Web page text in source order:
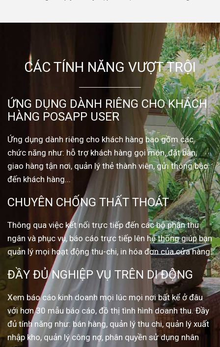
CÁC TÍNH NĂNG VƯỢT TRỘI
ỨNG DỤNG DÀNH RIÊNG CHO KHÁCH
HÀNG POSAPP USER
Ứng dụng dành riêng cho khách hàng bao gồm các
chức năng như: hỗ trợ khách hàng gọi món, đặt bàn,
giao hàng tận nơi, quản lý thẻ thành viên, gửi thông báo
đến khách hàng...
CHUYÊN CHỐNG THẤT THOÁT
Thông qua việc kết nối trực tiếp đến các bộ phận thu
ngân và phục vụ, báo cáo trực tiếp lên hệ thống giúp bạn
quản lý mọi hoạt động thu-chi, in hóa đơn của cửa hàng.
ĐẦY ĐỦ NGHIỆP VỤ TRÊN DI ĐỘNG
Xem báo cáo kinh doanh mọi lúc mọi nơi bất kể ở đâu
với hơn 30 mẫu báo cáo, đồ thị tình hình doanh thu. Đầy
đủ tính năng như: bán hàng, quản lý thu chi, quản lý xuất
nhập kho, quản lý công nợ, phân quyền sử dụng nhân